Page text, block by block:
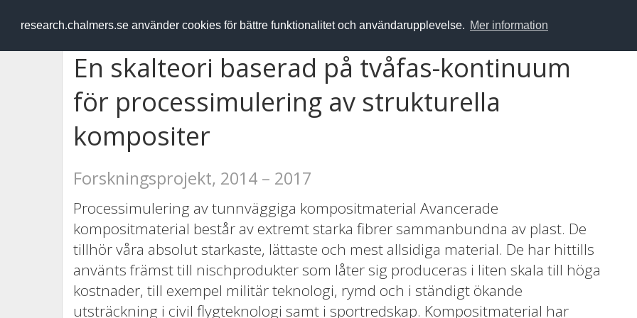
research.chalmers.se använder cookies för bättre funktionalitet och användarupplevelse. Mer information
RESEARCH.chalmers.se
En skalteori baserad på tvåfas-kontinuum
för processimulering av strukturella
kompositer
Forskningsprojekt, 2014 – 2017
Processimulering av tunnväggiga kompositmaterial Avancerade
kompositmaterial består av extremt starka fibrer sammanbundna av plast. De
tillhör våra absolut starkaste, lättaste och mest allsidiga material. De har hittills
använts främst till nischprodukter som låter sig produceras i liten skala till höga
kostnader, till exempel militär teknologi, rymd och i ständigt ökande
utsträckning i civil flygteknologi samt i sportredskap. Kompositmaterial har